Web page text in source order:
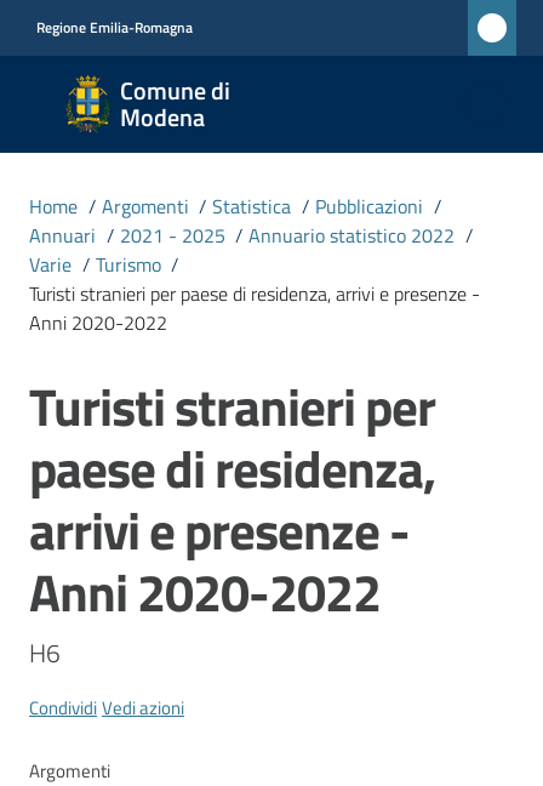
Regione Emilia-Romagna
Comune di
Modena
Comune
di
Modena
CIVICA
MONET
Novità
Servizi
Vivere
Modena
Menu selezionato
Home / Argomenti / Statistica / Pubblicazioni /
Annuari / 2021 - 2025 / Annuario statistico 2022 /
Varie / Turismo /
Turisti stranieri per paese di residenza, arrivi e presenze -
Anni 2020-2022
Salta al contenuto
Turisti stranieri per
paese di residenza,
arrivi e presenze -
Anni 2020-2022
H6
CondividiVedi azioni
Argomenti